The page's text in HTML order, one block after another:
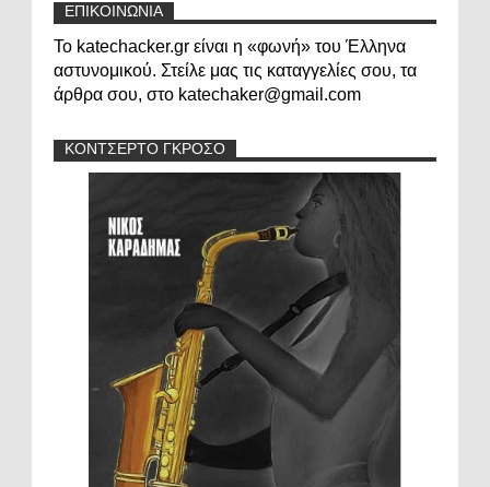
ΕΠΙΚΟΙΝΩΝΙΑ
Το katechacker.gr είναι η «φωνή» του Έλληνα
αστυνομικού. Στείλε μας τις καταγγελίες σου, τα
άρθρα σου, στο katechaker@gmail.com
ΚΟΝΤΣΕΡΤΟ ΓΚΡΟΣΟ